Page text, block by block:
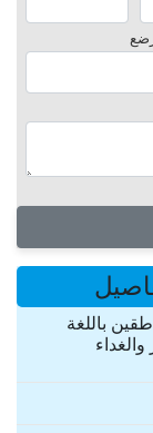
باللغة
والغداء